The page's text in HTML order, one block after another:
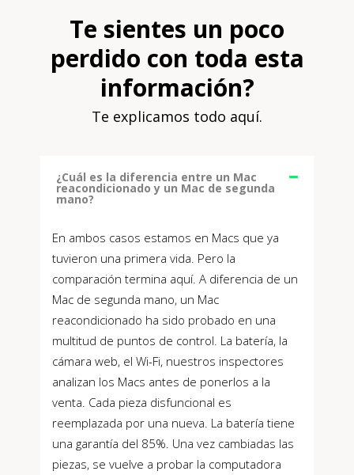
Te sientes un poco
perdido con toda esta
información?
Te explicamos todo aquí.
¿Cuál es la diferencia entre un Mac
reacondicionado y un Mac de segunda
mano?
En ambos casos estamos en Macs que ya
tuvieron una primera vida. Pero la
comparación termina aquí. A diferencia de un
Mac de segunda mano, un Mac
reacondicionado ha sido probado en una
multitud de puntos de control. La batería, la
cámara web, el Wi-Fi, nuestros inspectores
analizan los Macs antes de ponerlos a la
venta. Cada pieza disfuncional es
reemplazada por una nueva. La batería tiene
una garantía del 85%. Una vez cambiadas las
piezas, se vuelve a probar la computadora